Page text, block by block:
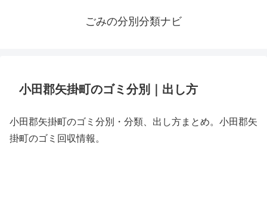
ごみの分別分類ナビ
小田郡矢掛町のゴミ分別｜出し方
小田郡矢掛町のゴミ分別・分類、出し方まとめ。小田郡矢
掛町のゴミ回収情報。